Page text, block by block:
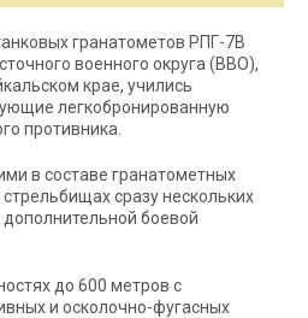
гранатометов РПГ-7В
военного округа (ВВО),
крае, учились
легкобронированную
противника.
в составе гранатометных
сразу нескольких
боевой
до 600 метров с
и осколочно-фугасных